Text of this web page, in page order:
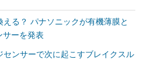
える？ パナソニックが有機薄膜と
サーを発表
センサーで次に起こすブレイクスル